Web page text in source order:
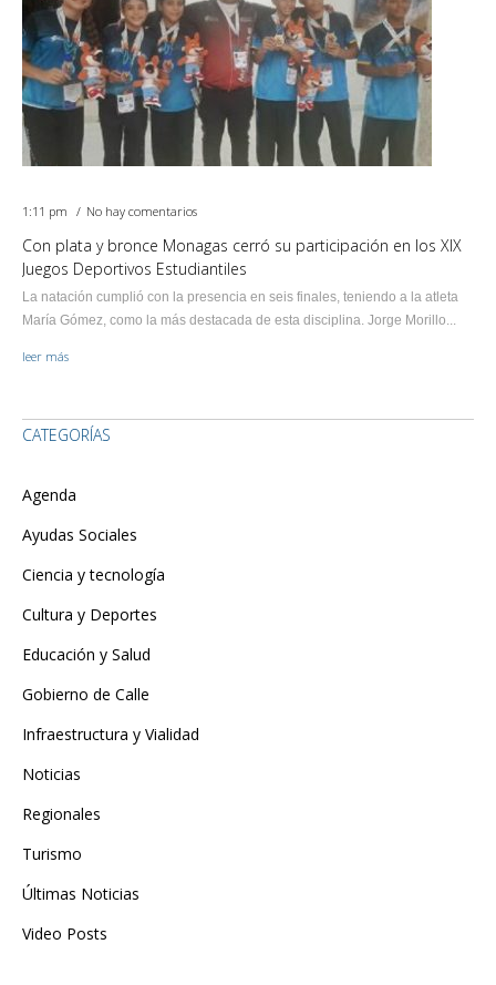
1:11 pm No hay comentarios
Con plata y bronce Monagas cerró su participación en los XIX
Juegos Deportivos Estudiantiles
La natación cumplió con la presencia en seis finales, teniendo a la atleta
María Gómez, como la más destacada de esta disciplina. Jorge Morillo...
leer más
CATEGORÍAS
Agenda
Ayudas Sociales
Ciencia y tecnología
Cultura y Deportes
Educación y Salud
Gobierno de Calle
Infraestructura y Vialidad
Noticias
Regionales
Turismo
Últimas Noticias
Video Posts